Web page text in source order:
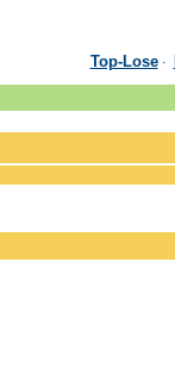
Top-Lose·